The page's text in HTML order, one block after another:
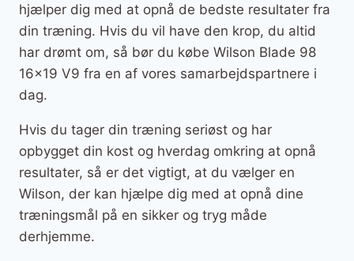
hjælper dig med at opnå de bedste resultater fra
din træning. Hvis du vil have den krop, du altid
har drømt om, så bør du købe Wilson Blade 98
16×19 V9 fra en af vores samarbejdspartnere i
dag.
Hvis du tager din træning seriøst og har
opbygget din kost og hverdag omkring at opnå
resultater, så er det vigtigt, at du vælger en
Wilson, der kan hjælpe dig med at opnå dine
træningsmål på en sikker og tryg måde
derhjemme.